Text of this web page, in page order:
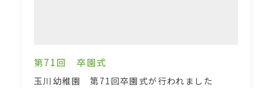
第71回 卒園式
玉川幼稚園 第71回卒園式が行われました